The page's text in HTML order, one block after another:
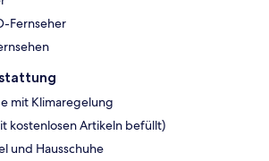
Fernseher
mit Klimaregelung
kostenlosen Artikeln befüllt)
und Hausschuhe